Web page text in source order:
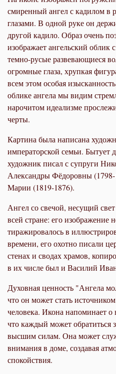
смиренный ангел с кадилом в
глазами. В одной руке он
другой кадило. Образ очень
изображает ангельский
темно-русые развевающиеся
огромные глаза, хрупкая
всем этом особая
облике ангела мы видим
нарочитом идеализме
черты.
Картина была написана
императорской семьи. Бытует
художник писал с супруги
Александры Фёдоровны (1798-
Марии (1819-1876).
Ангел со свечой, несущий
всей стране: его изображение
тиражировалось в
времени, его охотно писали
стенах и сводах храмов,
в их числе был и Василий
Духовная ценность "Ангела
что он может стать
человека. Икона напоминает
что каждый может
высшим силам. Она может
внимания в доме, создавая
спокойствия.